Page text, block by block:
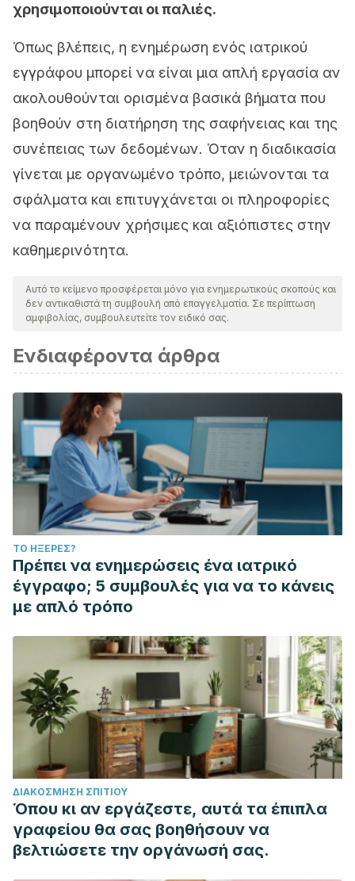
χρησιμοποιούνται οι παλιές.
Όπως βλέπεις, η ενημέρωση ενός ιατρικού
εγγράφου μπορεί να είναι μια απλή εργασία αν
ακολουθούνται ορισμένα βασικά βήματα που
βοηθούν στη διατήρηση της σαφήνειας και της
συνέπειας των δεδομένων. Όταν η διαδικασία
γίνεται με οργανωμένο τρόπο, μειώνονται τα
σφάλματα και επιτυγχάνεται οι πληροφορίες
να παραμένουν χρήσιμες και αξιόπιστες στην
καθημερινότητα.
Αυτό το κείμενο προσφέρεται μόνο για ενημερωτικούς σκοπούς και
δεν αντικαθιστά τη συμβουλή από επαγγελματία. Σε περίπτωση
αμφιβολίας, συμβουλευτείτε τον ειδικό σας.
Ενδιαφέροντα άρθρα
ΤΟ ΉΞΕΡΕΣ?
Πρέπει να ενημερώσεις ένα ιατρικό
έγγραφο; 5 συμβουλές για να το κάνεις
με απλό τρόπο
ΔΙΑΚΌΣΜΗΣΗ ΣΠΙΤΙΟΎ
Όπου κι αν εργάζεστε, αυτά τα έπιπλα
γραφείου θα σας βοηθήσουν να
βελτιώσετε την οργάνωσή σας.